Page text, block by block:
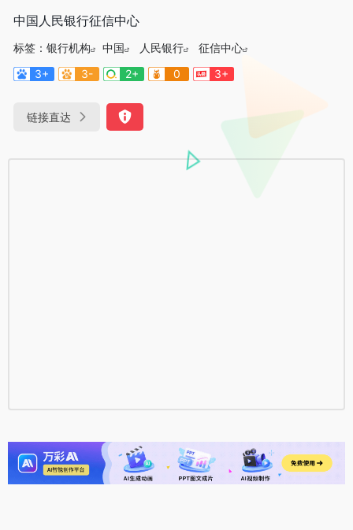
中国人民银行征信中心
标签： 银行机构 中国 人民银行
征信中心
3+
3- 2+ 0 3+
链接直达